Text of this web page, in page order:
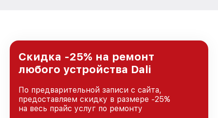
Скидка -25% на ремонт
любого устройства Dali
По предварительной записи с сайта,
предоставляем скидку в размере -25%
на весь прайс услуг по ремонту